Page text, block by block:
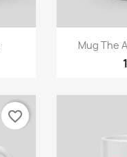

Mug The
favorite_border